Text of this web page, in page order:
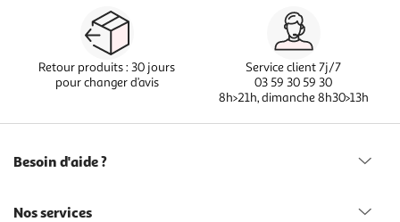
Retour produits : 30 jours
pour changer d’avis
Service client 7j/7
03 59 30 59 30
8h>21h, dimanche 8h30>13h
Besoin d'aide ?
Nos services